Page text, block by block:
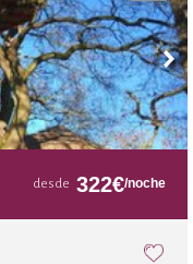
desde 322€/noche